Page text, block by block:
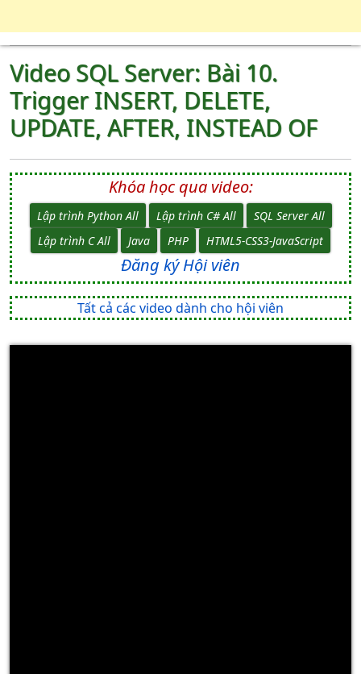
Video SQL Server: Bài 10.
Trigger INSERT, DELETE,
UPDATE, AFTER, INSTEAD OF
Khóa học qua video:
Lập trình Python All Lập trình C# All
SQL Server All
Lập trình C All
Java PHP HTML5-CSS3-JavaScript
Đăng ký Hội viên
Tất cả các video dành cho hội viên